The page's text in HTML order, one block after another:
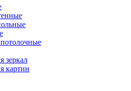
зеркал
картин